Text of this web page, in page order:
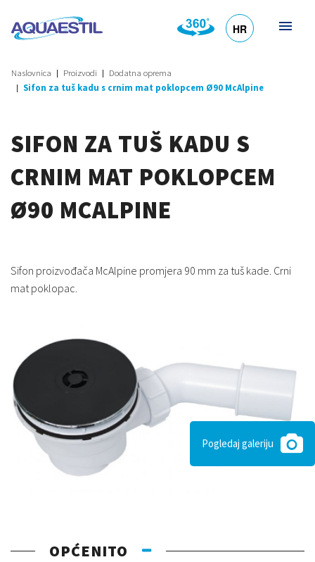
HR
Naslovnica Proizvodi
Dodatna oprema
Sifon za tuš kadu s crnim mat poklopcem Ø90 McAlpine
SIFON ZA TUŠ KADU S
CRNIM MAT POKLOPCEM
Ø90 MCALPINE
Sifon proizvođača McAlpine promjera 90 mm za tuš kade. Crni
mat poklopac.
Pogledaj galeriju
OPĆENITO